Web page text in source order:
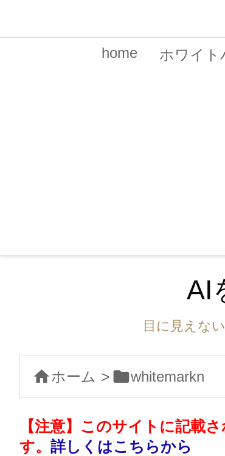
home ホワイト
AI
目に見えな
ホーム > whitemarkn
【注意】このサイトに記載
す。 詳しくはこちらから